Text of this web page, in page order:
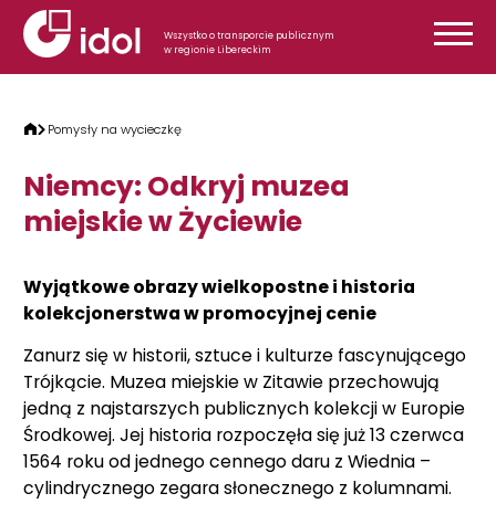
Przejdź do treści
Wszystko o transporcie publicznym
w regionie Libereckim
Pomysły na wycieczkę
Niemcy: Odkryj muzea
miejskie w Życiewie
Wyjątkowe obrazy wielkopostne i historia
kolekcjonerstwa w promocyjnej cenie
Zanurz się w historii, sztuce i kulturze fascynującego
Trójkącie. Muzea miejskie w Zitawie przechowują
jedną z najstarszych publicznych kolekcji w Europie
Środkowej. Jej historia rozpoczęła się już 13 czerwca
1564 roku od jednego cennego daru z Wiednia –
cylindrycznego zegara słonecznego z kolumnami.